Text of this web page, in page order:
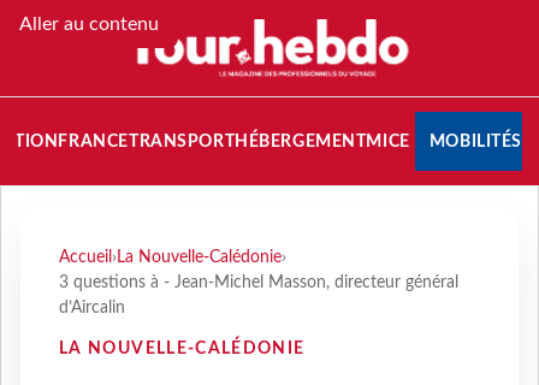
Aller au contenu
FRANCETRANSPORT HÉBERGEMENTMICE MOBILITÉS
Accueil › La Nouvelle-Calédonie›
3 questions à - Jean-Michel Masson, directeur général
d’Aircalin
LA NOUVELLE-CALÉDONIE